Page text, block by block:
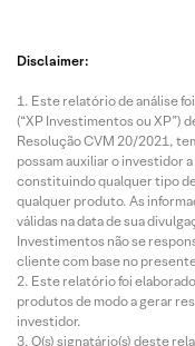
Disclaimer:
Este relatório de análise
(“XP Investimentos ou XP”)
Resolução CVM 20/2021,
possam auxiliar o investidor
constituindo qualquer tipo
qualquer produto. As
válidas na data de sua
Investimentos não se
cliente com base no
Este relatório foi
produtos de modo a gerar
investidor.
O(s) signatário(s) deste